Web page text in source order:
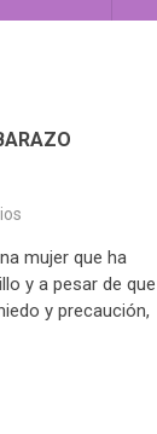
mujer que ha
y a pesar de
y precaución,